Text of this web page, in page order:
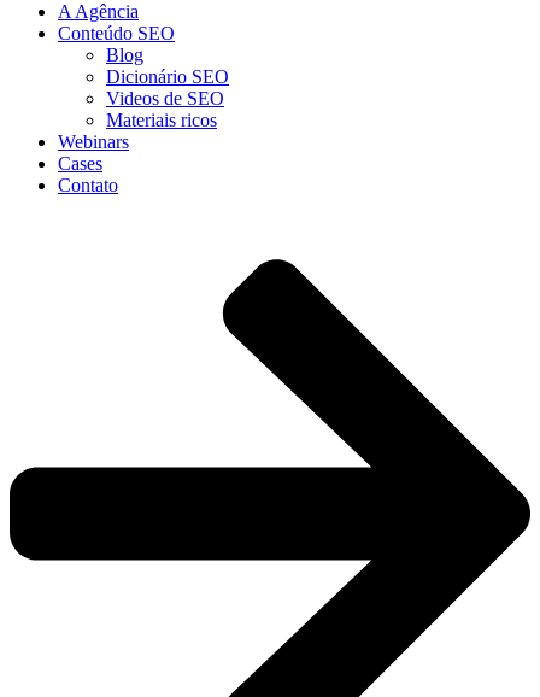
A Agência
Conteúdo SEO
Blog
Dicionário SEO
Videos de SEO
Materiais ricos
Webinars
Cases
Contato